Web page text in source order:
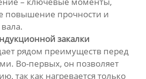
повышение прочности и
закалки
рядом преимуществ перед
Во-первых, он позволяет
так как нагревается только